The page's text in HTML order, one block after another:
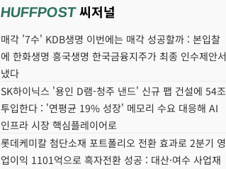
HUFFPOST씨저널
매각 '7수' KDB생명 이번에는 매각 성공할까 : 본입찰
에 한화생명 흥국생명 한국금융지주가 최종 인수제안서
냈다
SK하이닉스 '용인 D램-청주 낸드' 신규 팹 건설에 54조
투입한다 : '연평균 19% 성장' 메모리 수요 대응해 AI
인프라 시장 핵심플레이어로
롯데케미칼 첨단소재 포트폴리오 전환 효과로 2분기 영
업이익 1101억으로 흑자전환 성공 : 대산·여수 사업재